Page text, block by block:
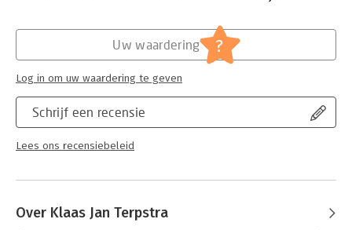
Coaching en trainen
Schrijf een recensie
Lees ons recensiebeleid
Uw waardering ?
Log in om uw waardering te geven
Over Klaas Jan Terpstra